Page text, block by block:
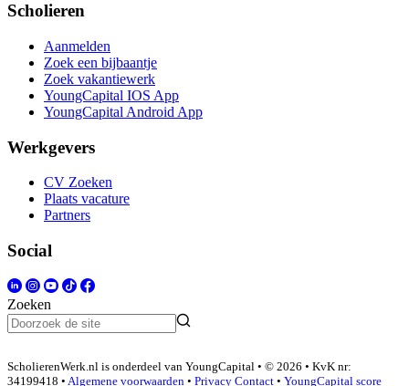
Scholieren
Aanmelden
Zoek een bijbaantje
Zoek vakantiewerk
YoungCapital IOS App
YoungCapital Android App
Werkgevers
CV Zoeken
Plaats vacature
Partners
Social
Zoeken
ScholierenWerk.nl is onderdeel van YoungCapital • © 2026 • KvK nr:
34199418 • Algemene voorwaarden • Privacy Contact • YoungCapital score